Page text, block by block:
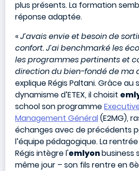
plus présents. La formation
réponse adaptée.
«J’avais envie et besoin de
confort. J’ai benchmarké les
les programmes pertinents et
direction du bien-fondé de ma
explique Régis Paltani. Grâce au
dynamisme d’ETEX, il choisit
school son programme
Management Général(E2MG),
échanges avec de précédents
l’équipe pédagogique. La
Régis intègre l'emlyonbusiness
même jour – son fils rentre en